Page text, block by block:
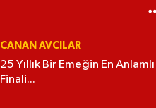
CANAN AVCILAR
25 Yıllık Bir Emeğin En Anlamlı
Finali...